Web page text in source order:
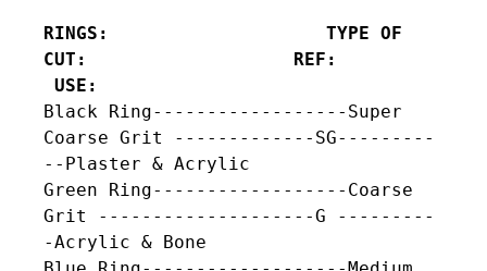
RINGS:                    TYPE OF
CUT:                   REF:
USE:
Black Ring------------------Super
Coarse Grit -------------SG---------
--Plaster & Acrylic
Green Ring------------------Coarse
Grit --------------------G ---------
-Acrylic & Bone